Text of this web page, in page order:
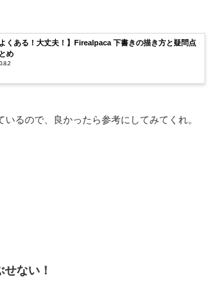
よくある！大丈夫！】Firealpaca 下書きの描き方と疑問点
め
るので、良かったら参考にしてみてくれ。
ない！